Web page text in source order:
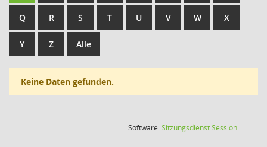
Q R S T U V W X
Y Z Alle
Keine Daten gefunden.
Software:SitzungsdienstSession(Wird in